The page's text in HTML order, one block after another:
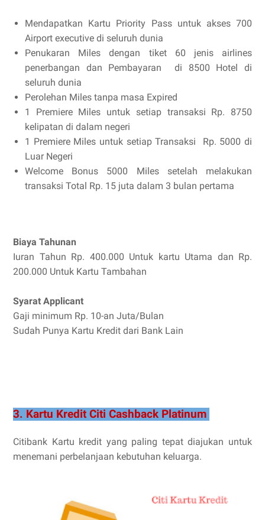
Mendapatkan Kartu Priority Pass untuk akses 700
Airport executive di seluruh dunia
Penukaran Miles dengan tiket 60 jenis airlines
penerbangan dan Pembayaran di 8500 Hotel di
seluruh dunia
Perolehan Miles tanpa masa Expired
1 Premiere Miles untuk setiap transaksi Rp. 8750
kelipatan di dalam negeri
1 Premiere Miles untuk setiap Transaksi Rp. 5000 di
Luar Negeri
Welcome Bonus 5000 Miles setelah melakukan
transaksi Total Rp. 15 juta dalam 3 bulan pertama
Biaya Tahunan
Iuran Tahun Rp. 400.000 Untuk kartu Utama dan Rp.
200.000 Untuk Kartu Tambahan
Syarat Applicant
Gaji minimum Rp. 10-an Juta/Bulan
Sudah Punya Kartu Kredit dari Bank Lain
3. Kartu Kredit Citi Cashback Platinum
Citibank Kartu kredit yang paling tepat diajukan untuk
menemani perbelanjaan kebutuhan keluarga.